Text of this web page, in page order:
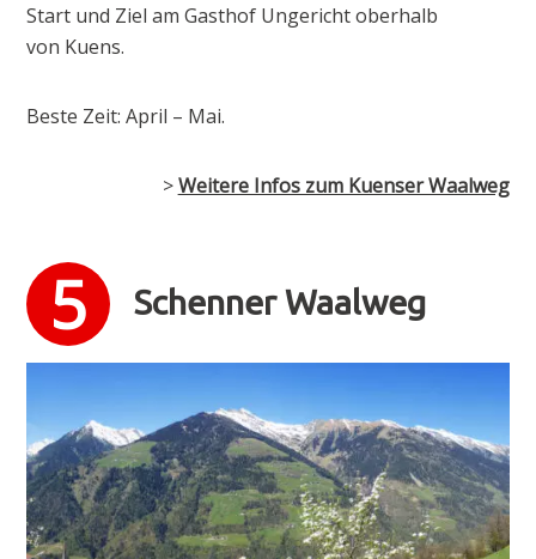
Start und Ziel am Gasthof Ungericht oberhalb
von Kuens.
Beste Zeit: April – Mai.
>Weitere Infos zum Kuenser Waalweg
Schenner Waalweg